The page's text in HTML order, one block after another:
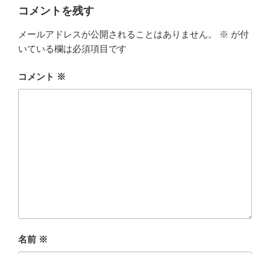
コメントを残す
メールアドレスが公開されることはありません。 ※ が付
いている欄は必須項目です
コメント ※
名前 ※